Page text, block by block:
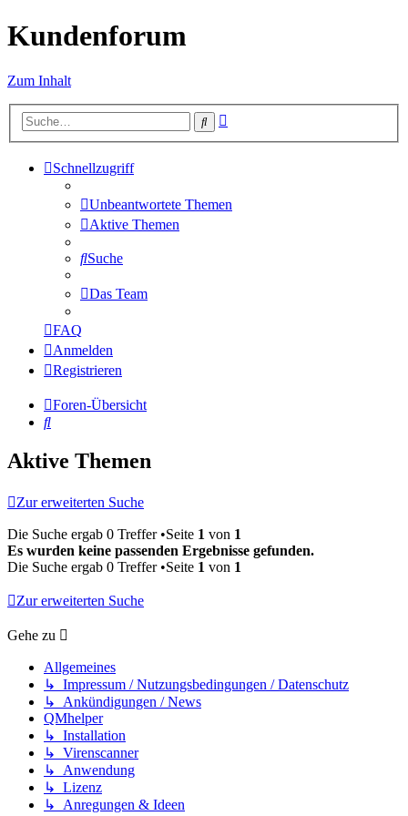
Kundenforum
Zum Inhalt
Suche
Schnellzugriff
Unbeantwortete Themen
Aktive Themen
Suche
Das Team
FAQ
Anmelden
Registrieren
Foren-Übersicht
Suche
Aktive Themen
Zur erweiterten Suche
Die Suche ergab 0 Treffer •Seite 1 von 1
Es wurden keine passenden Ergebnisse gefunden.
Die Suche ergab 0 Treffer •Seite 1 von 1
Zur erweiterten Suche
Gehe zu
Allgemeines
↳ Impressum / Nutzungsbedingungen / Datenschutz
↳ Ankündigungen / News
QMhelper
↳ Installation
↳ Virenscanner
↳ Anwendung
↳ Lizenz
↳ Anregungen & Ideen